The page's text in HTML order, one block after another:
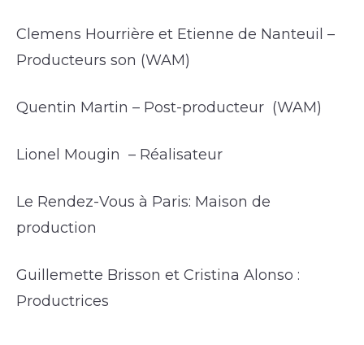
Clemens Hourrière et Etienne de Nanteuil –
Producteurs son (WAM)
Quentin Martin – Post-producteur (WAM)
Lionel Mougin – Réalisateur
Le Rendez-Vous à Paris: Maison de
production
Guillemette Brisson et Cristina Alonso :
Productrices